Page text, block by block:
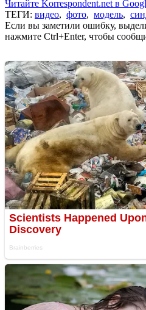
Читайте Korrespondent.net в
ТЕГИ: видео, фото, модель,
Если вы заметили ошибку,
нажмите Ctrl+Enter, чтобы